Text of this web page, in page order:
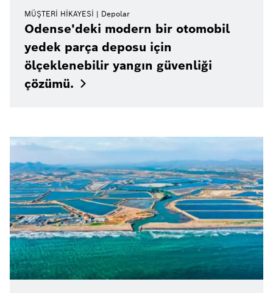
MÜŞTERI HIKAYESI Depolar
Odense'deki modern bir otomobil
yedek parça deposu için
ölçeklenebilir yangın güvenliği
çözümü.